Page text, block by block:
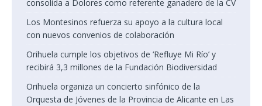
consolida a Dolores como referente ganadero de la CV
Los Montesinos refuerza su apoyo a la cultura local
con nuevos convenios de colaboración
Orihuela cumple los objetivos de ‘Refluye Mi Río’ y
recibirá 3,3 millones de la Fundación Biodiversidad
Orihuela organiza un concierto sinfónico de la
Orquesta de Jóvenes de la Provincia de Alicante en Las